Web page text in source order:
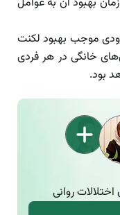
موجب بهبود لکنت
خانگی در هر فردی
بود.
روانی